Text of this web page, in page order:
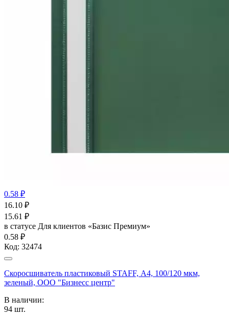
0.58 ₽
16.10 ₽
15.61 ₽
в статусе Для клиентов «Базис Премиум»
0.58 ₽
Код: 32474
Скоросшиватель пластиковый STAFF, А4, 100/120 мкм,
зеленый, ООО "Бизнесс центр"
В наличии:
94 шт.